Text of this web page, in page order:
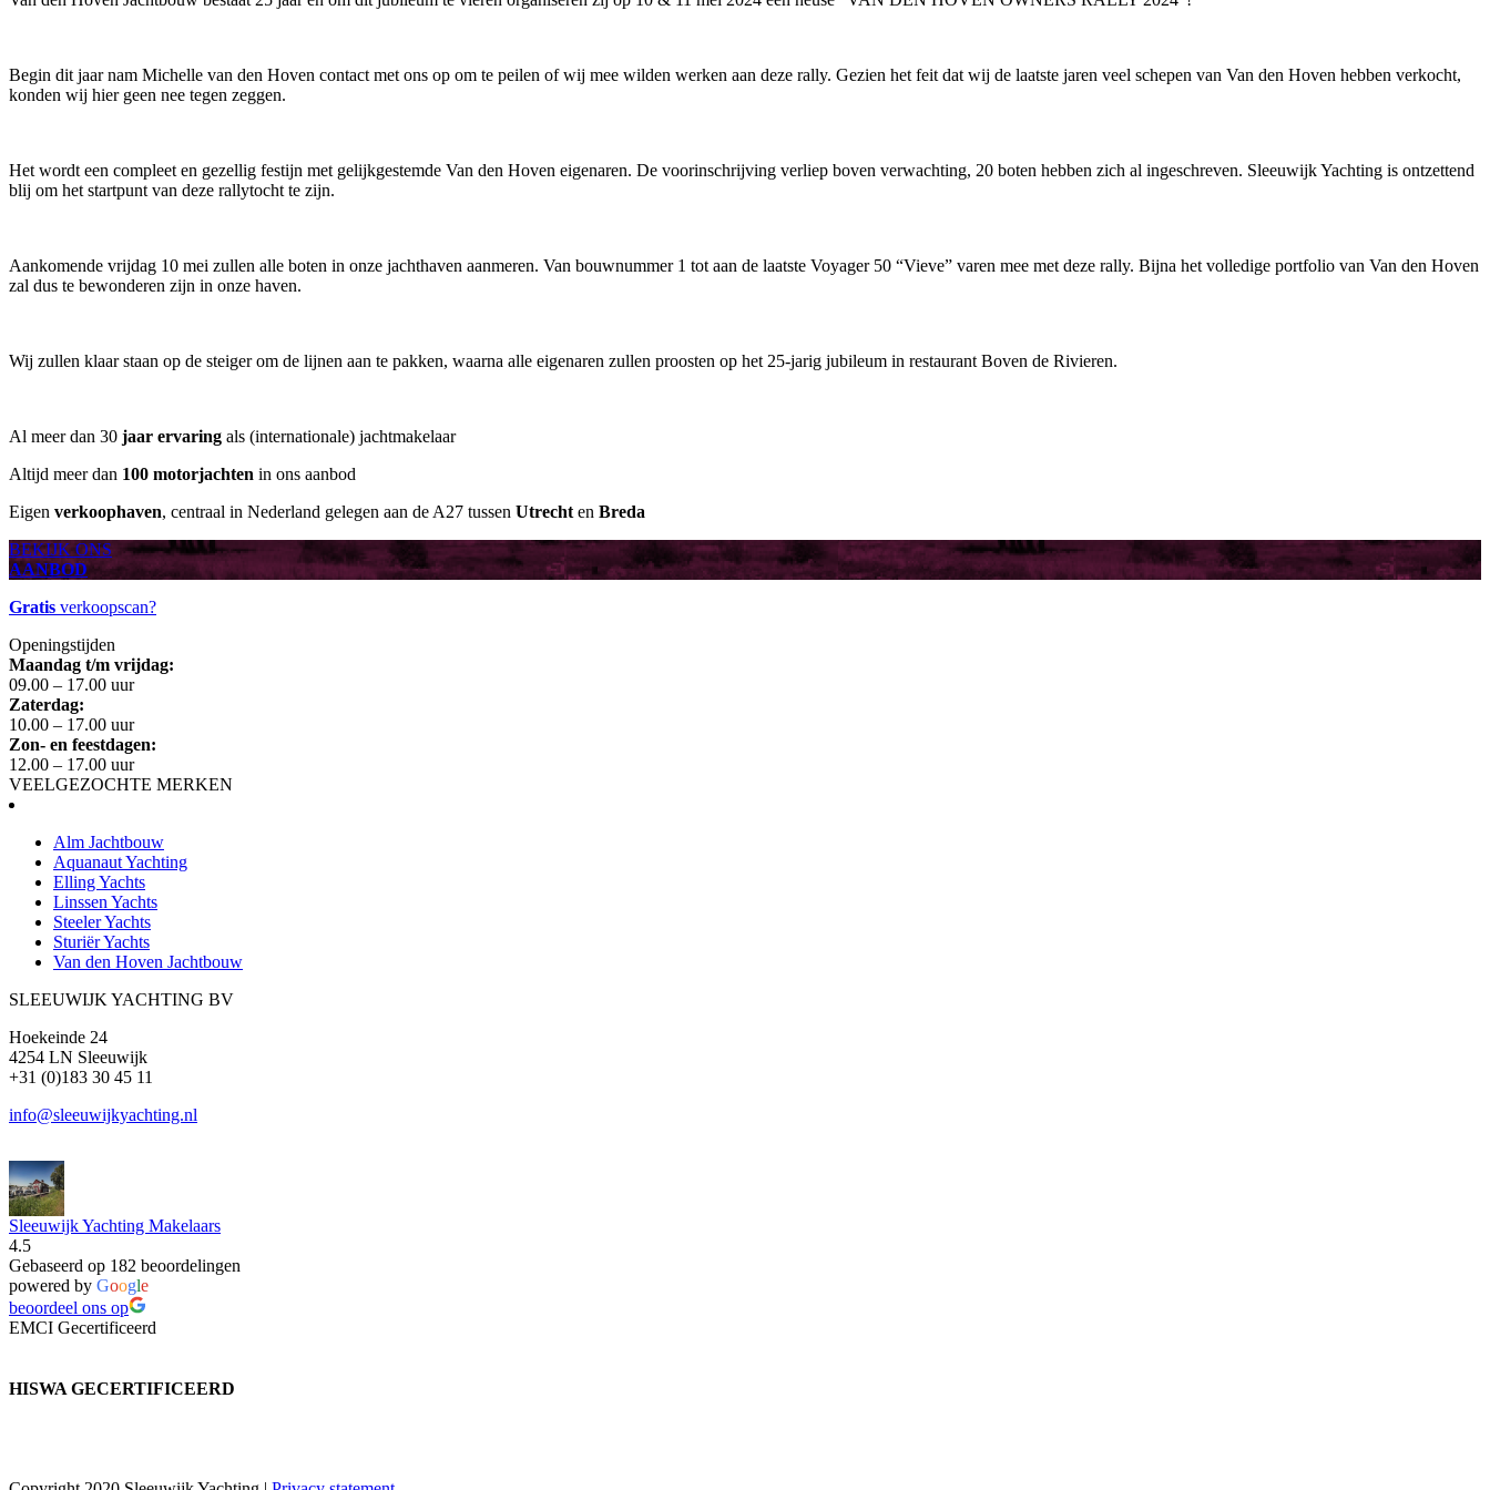
Begin dit jaar nam Michelle van den Hoven contact met ons op om te peilen of wij mee wilden werken aan deze rally. Gezien het feit dat wij de laatste jaren veel schepen van Van den Hoven hebben verkocht,
konden wij hier geen nee tegen zeggen.
Het wordt een compleet en gezellig festijn met gelijkgestemde Van den Hoven eigenaren. De voorinschrijving verliep boven verwachting, 20 boten hebben zich al ingeschreven. Sleeuwijk Yachting is ontzettend
blij om het startpunt van deze rallytocht te zijn.
Aankomende vrijdag 10 mei zullen alle boten in onze jachthaven aanmeren. Van bouwnummer 1 tot aan de laatste Voyager 50 “Vieve” varen mee met deze rally. Bijna het volledige portfolio van Van den Hoven
zal dus te bewonderen zijn in onze haven.
Wij zullen klaar staan op de steiger om de lijnen aan te pakken, waarna alle eigenaren zullen proosten op het 25-jarig jubileum in restaurant Boven de Rivieren.
Al meer dan 30 jaar ervaring als (internationale) jachtmakelaar
Altijd meer dan 100 motorjachten in ons aanbod
Eigen verkoophaven, centraal in Nederland gelegen aan de A27 tussen Utrecht en Breda
BEKIJK ONS
AANBOD
Gratis verkoopscan?
Openingstijden
Maandag t/m vrijdag:
09.00 – 17.00 uur
Zaterdag:
10.00 – 17.00 uur
Zon- en feestdagen:
12.00 – 17.00 uur
VEELGEZOCHTE MERKEN
Alm Jachtbouw
Aquanaut Yachting
Elling Yachts
Linssen Yachts
Steeler Yachts
Sturiër Yachts
Van den Hoven Jachtbouw
SLEEUWIJK YACHTING BV
Hoekeinde 24
4254 LN Sleeuwijk
+31 (0)183 30 45 11
info@sleeuwijkyachting.nl
Sleeuwijk Yachting Makelaars
4.5
Gebaseerd op 182 beoordelingen
powered by Google
beoordeel ons op
EMCI Gecertificeerd
HISWA GECERTIFICEERD